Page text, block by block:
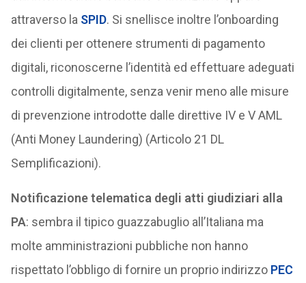
attraverso la SPID. Si snellisce inoltre l’onboarding
dei clienti per ottenere strumenti di pagamento
digitali, riconoscerne l’identità ed effettuare adeguati
controlli digitalmente, senza venir meno alle misure
di prevenzione introdotte dalle direttive IV e V AML
(Anti Money Laundering) (Articolo 21 DL
Semplificazioni).
Notificazione telematica degli atti giudiziari alla
PA: sembra il tipico guazzabuglio all’Italiana ma
molte amministrazioni pubbliche non hanno
rispettato l’obbligo di fornire un proprio indirizzo PEC